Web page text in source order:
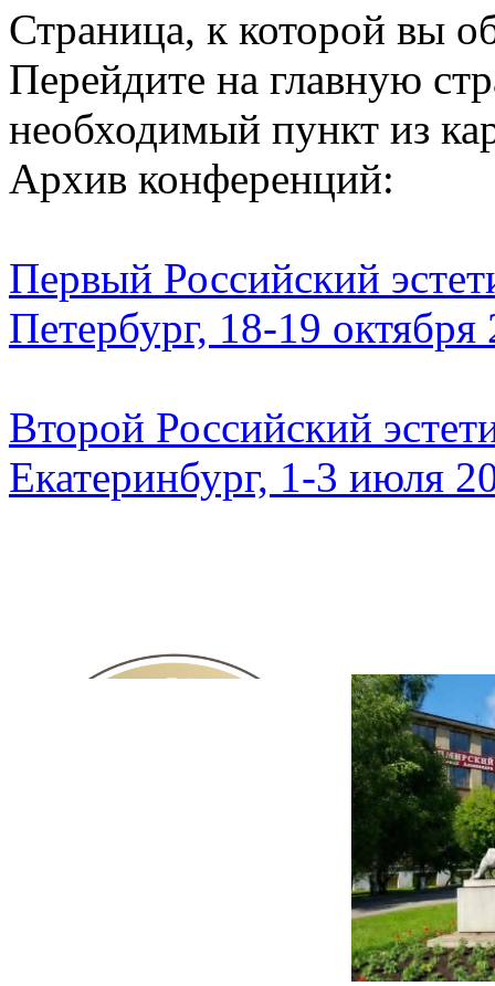
Страница, к которой вы
Перейдите на главную
необходимый пункт из
Архив конференций:
Первый Российский
Петербург, 18-19 октября
Второй Российский
Екатеринбург, 1-3 июля